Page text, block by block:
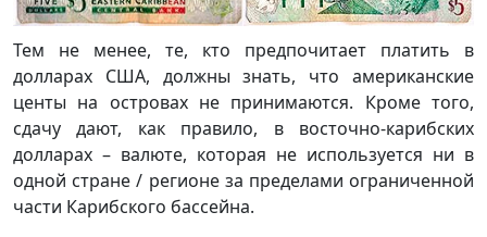
Тем не менее, те, кто предпочитает платить в
долларах США, должны знать, что американские
центы на островах не принимаются. Кроме того,
сдачу дают, как правило, в восточно-карибских
долларах – валюте, которая не используется ни в
одной стране / регионе за пределами ограниченной
части Карибского бассейна.